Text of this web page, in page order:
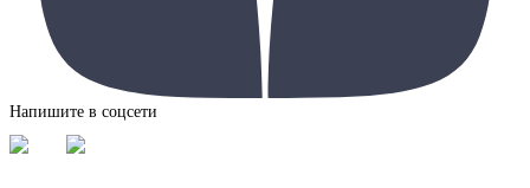
Напишите в соцсети